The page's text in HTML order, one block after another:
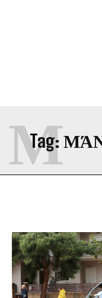
Tag:
Μ